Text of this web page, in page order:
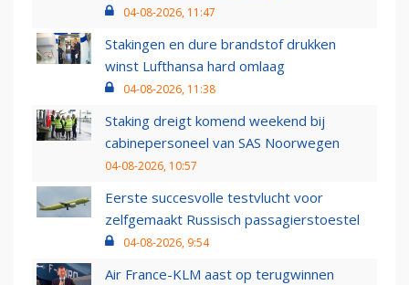
04-08-2026, 11:47
Stakingen en dure brandstof drukken
winst Lufthansa hard omlaag
04-08-2026, 11:38
Staking dreigt komend weekend bij
cabinepersoneel van SAS Noorwegen
04-08-2026, 10:57
Eerste succesvolle testvlucht voor
zelfgemaakt Russisch passagierstoestel
04-08-2026, 9:54
Air France-KLM aast op terugwinnen